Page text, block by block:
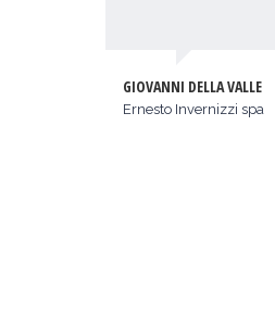
GIOVANNI DELLA VALLE
Ernesto Invernizzi spa